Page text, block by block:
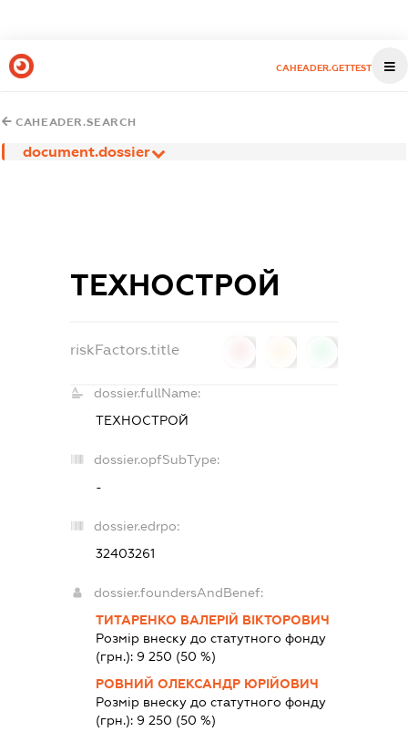
CAHEADER.GETTEST
CAHEADER.SEARCH
document.dossier
ТЕХНОСТРОЙ
riskFactors.title
dossier.fullName:
ТЕХНОСТРОЙ
dossier.opfSubType:
-
dossier.edrpo:
32403261
dossier.foundersAndBenef:
ТИТАРЕНКО ВАЛЕРІЙ ВІКТОРОВИЧ
Розмір внеску до статутного фонду
(грн.): 9 250 (50 %)
РОВНИЙ ОЛЕКСАНДР ЮРІЙОВИЧ
Розмір внеску до статутного фонду
(грн.): 9 250 (50 %)